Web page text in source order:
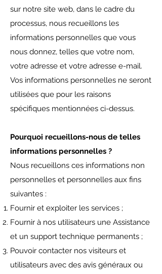
sur notre site web, dans le cadre du
processus, nous recueillons les
informations personnelles que vous
nous donnez, telles que votre nom,
votre adresse et votre adresse e-mail.
Vos informations personnelles ne seront
utilisées que pour les raisons
spécifiques mentionnées ci-dessus.
Pourquoi recueillons-nous de telles
informations personnelles ?
Nous recueillons ces informations non
personnelles et personnelles aux fins
suivantes :
Fournir et exploiter les services ;
Fournir à nos utilisateurs une Assistance
et un support technique permanents ;
Pouvoir contacter nos visiteurs et
utilisateurs avec des avis généraux ou